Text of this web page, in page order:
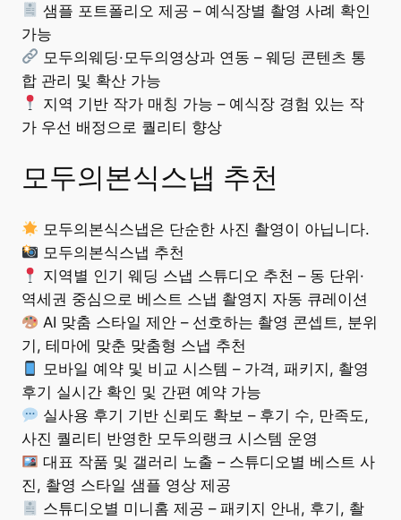
샘플 포트폴리오 제공 – 예식장별 촬영 사례 확인
가능
모두의웨딩·모두의영상과 연동 – 웨딩 콘텐츠 통
합 관리 및 확산 가능
지역 기반 작가 매칭 가능 – 예식장 경험 있는 작
가 우선 배정으로 퀄리티 향상
모두의본식스냅 추천
모두의본식스냅은 단순한 사진 촬영이 아닙니다.
모두의본식스냅 추천
지역별 인기 웨딩 스냅 스튜디오 추천 – 동 단위·
역세권 중심으로 베스트 스냅 촬영지 자동 큐레이션
AI 맞춤 스타일 제안 – 선호하는 촬영 콘셉트, 분위
기, 테마에 맞춘 맞춤형 스냅 추천
모바일 예약 및 비교 시스템 – 가격, 패키지, 촬영
후기 실시간 확인 및 간편 예약 가능
실사용 후기 기반 신뢰도 확보 – 후기 수, 만족도,
사진 퀄리티 반영한 모두의랭크 시스템 운영
대표 작품 및 갤러리 노출 – 스튜디오별 베스트 사
진, 촬영 스타일 샘플 영상 제공
스튜디오별 미니홈 제공 – 패키지 안내, 후기, 촬